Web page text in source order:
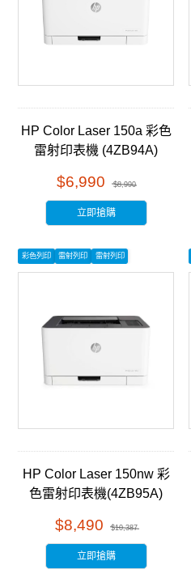
HP Color Laser 150a 彩色
雷射印表機 (4ZB94A)
$6,990 $8,990
立即搶購
彩色列印 雷射列印 雷射列印
HP Color Laser 150nw 彩
色雷射印表機(4ZB95A)
$8,490 $10,387
立即搶購